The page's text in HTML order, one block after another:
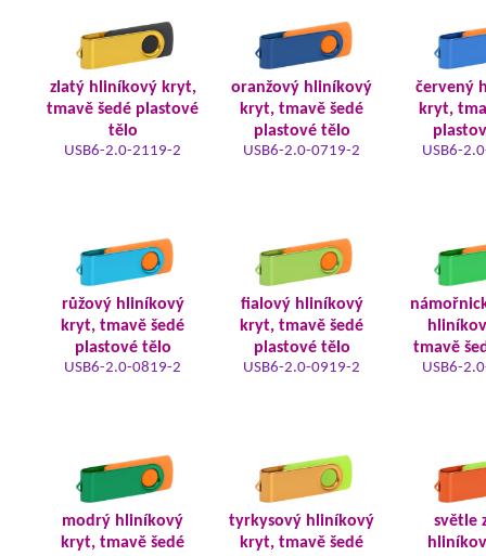
zlatý hliníkový kryt,
tmavě šedé plastové
tělo
USB6-2.0-2119-2
oranžový hliníkový
kryt, tmavě šedé
plastové tělo
USB6-2.0-0719-2
červený
kryt,
USB6-
růžový hliníkový
kryt, tmavě šedé
plastové tělo
USB6-2.0-0819-2
fialový hliníkový
kryt, tmavě šedé
plastové tělo
USB6-2.0-0919-2
tmavě
USB6-
modrý hliníkový
kryt, tmavě šedé
tyrkysový hliníkový
kryt, tmavě šedé
světle